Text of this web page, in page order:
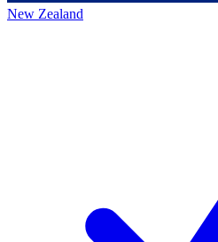
New Zealand